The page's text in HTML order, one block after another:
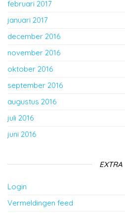
februari 2017
januari 2017
december 2016
november 2016
oktober 2016
september 2016
augustus 2016
juli 2016
juni 2016
EXTRA
Login
Vermeldingen feed